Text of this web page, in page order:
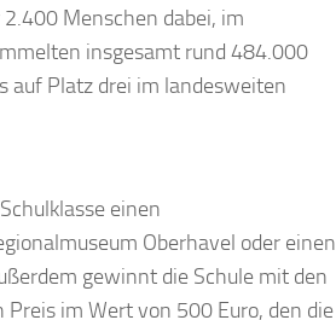
Menschen dabei, im
insgesamt rund 484.000
auf Platz drei im landesweiten
einen
Oberhavel oder einen
gewinnt die Schule mit den
im Wert von 500 Euro, den die